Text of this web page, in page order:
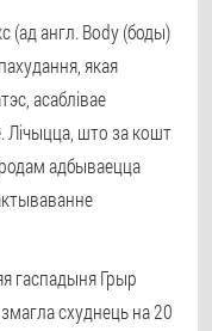
(ад англ. Body (боды)
якая
асаблівае
Лічыцца, што за кошт
адбываецца
гаспадыня Грыр
схуднець на 20